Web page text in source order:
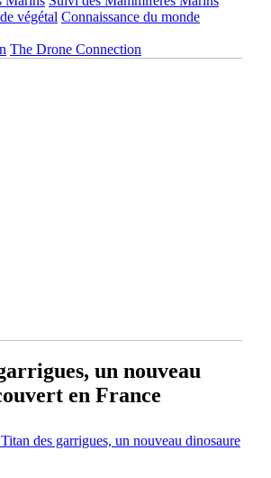
végétal Connaissance du monde
The Drone Connection
un nouveau
en France
des titanosaures a été identifié près
de fouilles qui recèle de nombreux
détaillé plus bas ↓
des garrigues, un nouveau dinosaure